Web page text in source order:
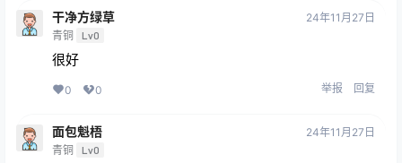
干净方绿草
青铜 Lv0
24年11月27日
很好
0 0 举报 回复
面包魁梧
青铜 Lv0
24年11月27日